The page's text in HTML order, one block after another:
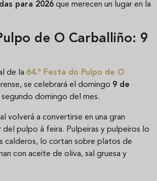
para 2026 que merecen un lugar en la
de O Carballiño: 9
de la 64.ª Festa do Pulpo de O
se celebrará el domingo 9 de
segundo domingo del mes.
volverá a convertirse en una gran
pulpo á feira. Pulpeiras y pulpeiros lo
calderos, lo cortan sobre platos de
con aceite de oliva, sal gruesa y